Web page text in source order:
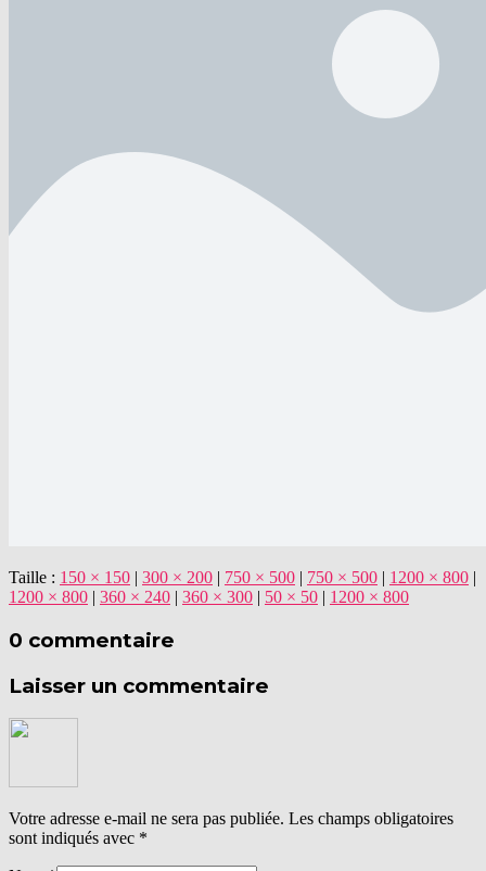
Taille : 150 × 150 | 300 × 200 | 750 × 500 | 750 × 500 | 1200 × 800 |
1200 × 800 | 360 × 240 | 360 × 300 | 50 × 50 | 1200 × 800
0 commentaire
Laisser un commentaire
Votre adresse e-mail ne sera pas publiée. Les champs obligatoires
sont indiqués avec *